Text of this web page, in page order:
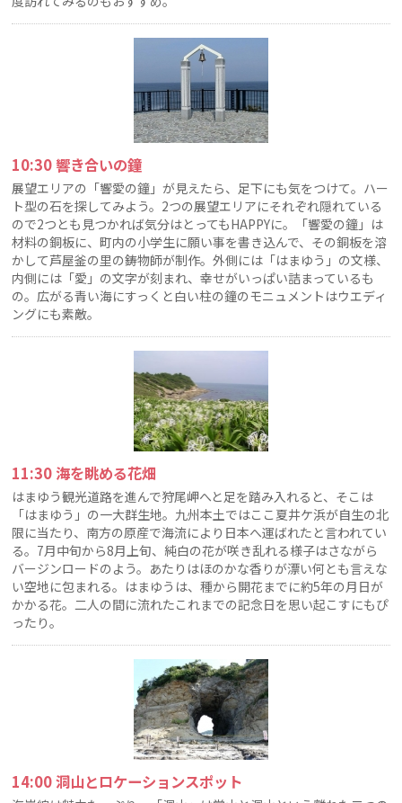
10:30 響き合いの鐘
展望エリアの「響愛の鐘」が見えたら、足下にも気をつけて。ハー
ト型の石を探してみよう。2つの展望エリアにそれぞれ隠れている
ので2つとも見つかれば気分はとってもHAPPYに。「響愛の鐘」は
材料の銅板に、町内の小学生に願い事を書き込んで、その銅板を溶
かして芦屋釜の里の鋳物師が制作。外側には「はまゆう」の文様、
内側には「愛」の文字が刻まれ、幸せがいっぱい詰まっているも
の。広がる青い海にすっくと白い柱の鐘のモニュメントはウエディ
ングにも素敵。
11:30 海を眺める花畑
はまゆう観光道路を進んで狩尾岬へと足を踏み入れると、そこは
「はまゆう」の一大群生地。九州本土ではここ夏井ケ浜が自生の北
限に当たり、南方の原産で海流により日本へ運ばれたと言われてい
る。7月中旬から8月上旬、純白の花が咲き乱れる様子はさながら
バージンロードのよう。あたりはほのかな香りが漂い何とも言えな
い空地に包まれる。はまゆうは、種から開花までに約5年の月日が
かかる花。二人の間に流れたこれまでの記念日を思い起こすにもぴ
ったり。
14:00 洞山とロケーションスポット